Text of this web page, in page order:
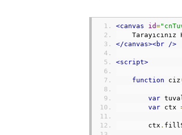
<canvas id=
Tarayıcınız
</canvas><br />
<script>
function ciz
var
var ctx
        ctx
.